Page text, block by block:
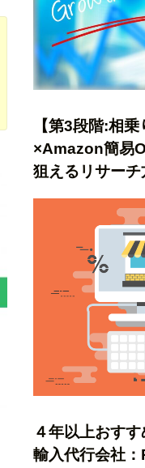
【第3段階:相
×Amazon簡易
狙えるリサー
４年以上おす
輸入代行会社